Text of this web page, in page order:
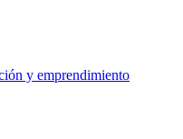
y emprendimiento